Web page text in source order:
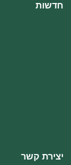
חדשות
יצירת קשר